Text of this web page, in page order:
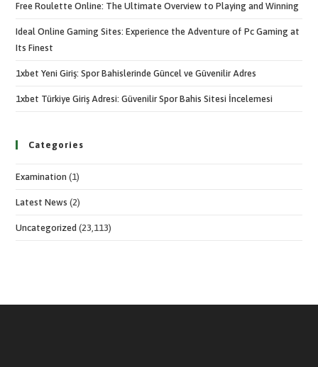
Free Roulette Online: The Ultimate Overview to Playing and Winning
Ideal Online Gaming Sites: Experience the Adventure of Pc Gaming at
Its Finest
1xbet Yeni Giriş: Spor Bahislerinde Güncel ve Güvenilir Adres
1xbet Türkiye Giriş Adresi: Güvenilir Spor Bahis Sitesi İncelemesi
Categories
Examination (1)
Latest News (2)
Uncategorized (23,113)